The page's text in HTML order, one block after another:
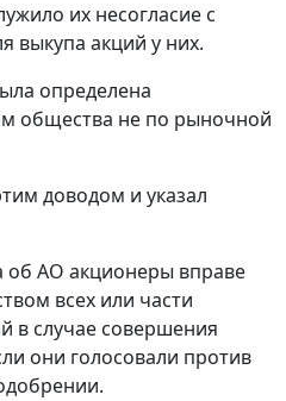
их несогласие с
выкупа акций у них.
определена
общества не по рыночной
доводом и указал
об АО акционеры вправе
всех или части
в случае совершения
они голосовали против